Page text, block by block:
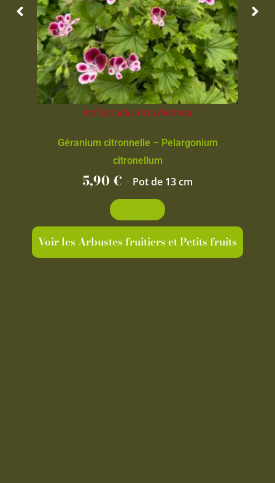
Indisponible actuellement
Géranium citronnelle – Pelargonium
citronellum
5,90€ - Pot de 13 cm
Voir les Arbustes fruitiers et Petits fruits